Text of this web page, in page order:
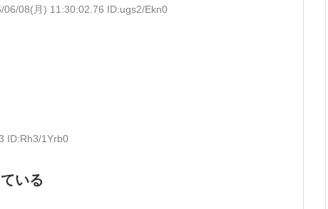
06/08(月) 11:30:02.76 ID:ugs2/Ekn0
ID:Rh3/1Yrb0
いる